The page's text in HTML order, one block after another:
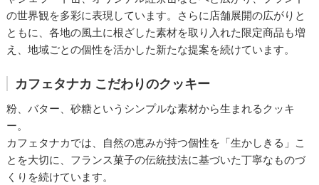
の世界観を多彩に表現しています。さらに店舗展開の広がりと
ともに、各地の風土に根ざした素材を取り入れた限定商品も増
え、地域ごとの個性を活かした新たな提案を続けています。
カフェタナカ こだわりのクッキー
粉、バター、砂糖というシンプルな素材から生まれるクッキ
ー。
カフェタナカでは、自然の恵みが持つ個性を「生かしきる」こ
とを大切に、フランス菓子の伝統技法に基づいた丁寧なものづ
くりを続けています。